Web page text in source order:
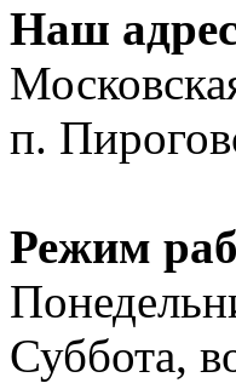
Наш
п.
Режим
Суббота,